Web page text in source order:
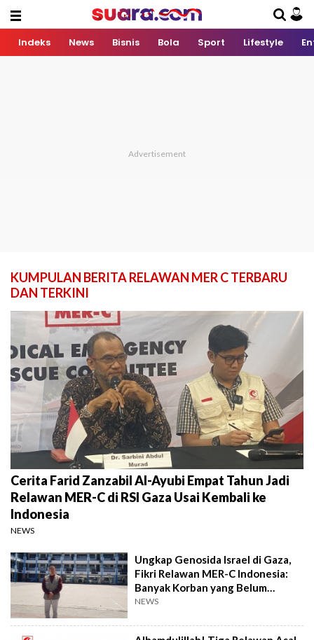
Indeks News Bisnis Bola Sport Lifestyle
KUMPULAN BERITA RELAWAN MER C TERBARU
DAN TERKINI
Cerita Farid Zanzabil Al-Ayubi Empat Tahun Jadi
Relawan MER-C di RSI Gaza Usai Kembali ke
Indonesia
NEWS
Ungkap Genosida Israel di Gaza,
Fikri Relawan MER-C Indonesia:
Banyak Korban yang Belum
Dikuburkan
NEWS